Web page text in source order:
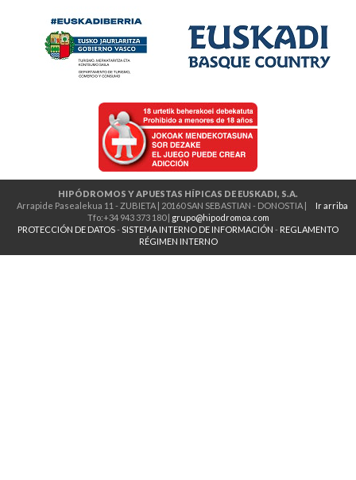
HIPÓDROMOS Y APUESTAS HÍPICAS DE EUSKADI, S.A.
Ir arriba
Arrapide Pasealekua 11 - ZUBIETA | 20160 SAN SEBASTIAN - DONOSTIA |
Tfo:+34 943 373 180 | grupo@hipodromoa.com
PROTECCIÓN DE DATOS-SISTEMA INTERNO DE INFORMACIÓN - REGLAMENTO
RÉGIMEN INTERNO